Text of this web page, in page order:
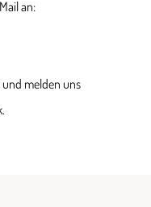
an:
melden uns